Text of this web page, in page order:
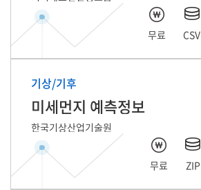
무료 CSV
기상/기후
미세먼지 예측정보
한국기상산업기술원
무료 ZIP